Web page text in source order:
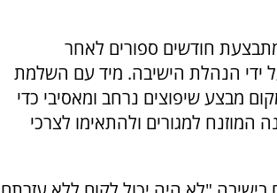
חודשים ספורים לאחר
ידי הנהלת הישיבה. מיד עם השלמת
מבצע שיפוצים נרחב ומאסיבי כדי
המוזנח למגורים ולהתאימו לצרכי